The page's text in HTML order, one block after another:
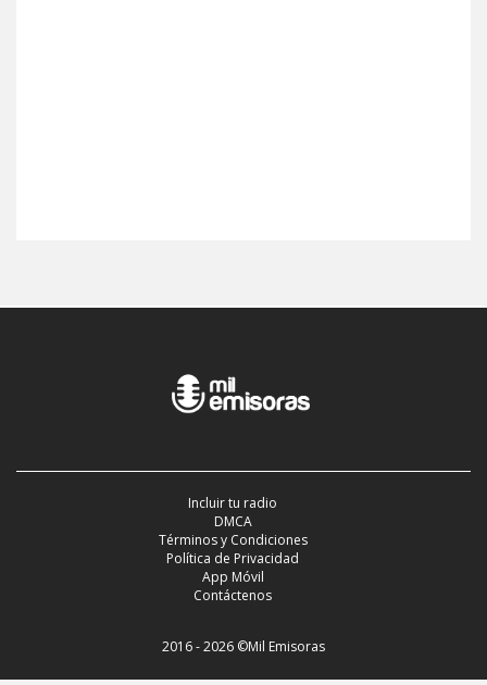
Incluir tu radio
DMCA
Términos y Condiciones
Política de Privacidad
App Móvil
Contáctenos
2016 - 2026 ©Mil Emisoras